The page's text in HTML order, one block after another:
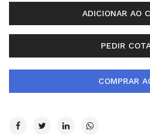
ADICIONAR AO
PEDIR
COMPRAR